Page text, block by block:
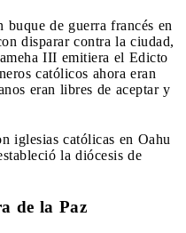
buque de guerra francés en
disparar contra la ciudad,
III emitiera el Edicto
católicos ahora eran
eran libres de aceptar y
iglesias católicas en Oahu
la diócesis de
de la Paz